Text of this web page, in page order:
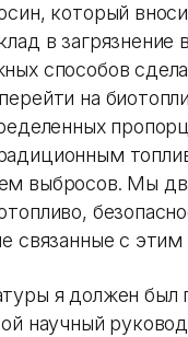
который
в загрязнение
способов
на
выбросов. Мы
связанные с
я должен был
научный